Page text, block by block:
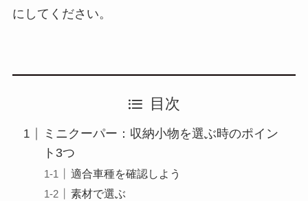
にしてください。
目次
ミニクーパー：収納小物を選ぶ時のポイン
ト3つ
適合車種を確認しよう
素材で選ぶ